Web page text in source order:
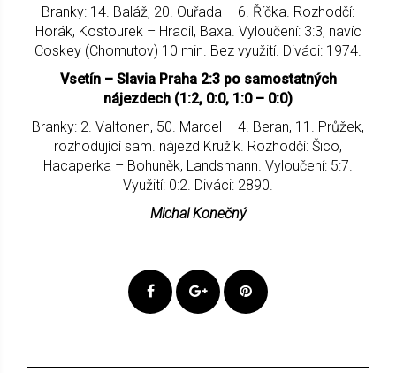
Branky: 14. Baláž, 20. Ouřada – 6. Říčka. Rozhodčí:
Horák, Kostourek – Hradil, Baxa. Vyloučení: 3:3, navíc
Coskey (Chomutov) 10 min. Bez využití. Diváci: 1974.
Vsetín – Slavia Praha 2:3 po samostatných
nájezdech (1:2, 0:0, 1:0 – 0:0)
Branky: 2. Valtonen, 50. Marcel – 4. Beran, 11. Průžek,
rozhodující sam. nájezd Kružík. Rozhodčí: Šico,
Hacaperka – Bohuněk, Landsmann. Vyloučení: 5:7.
Využití: 0:2. Diváci: 2890.
Michal Konečný